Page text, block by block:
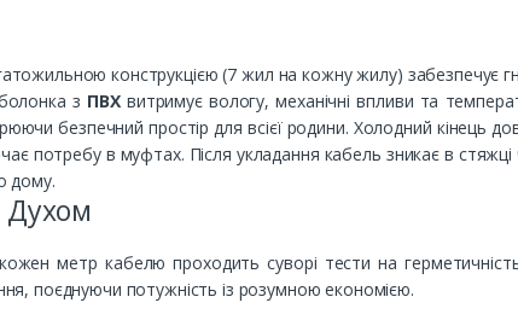
конструкцією (7 жил на кожну жилу) забезпечує
з ПВХвитримує вологу, механічні впливи та
безпечний простір для всієї родини. Холодний кінець
потребу в муфтах. Після укладання кабель зникає в стяжці
дому.
Духом
метр кабелю проходить суворі тести на
поєднуючи потужність із розумною економією.